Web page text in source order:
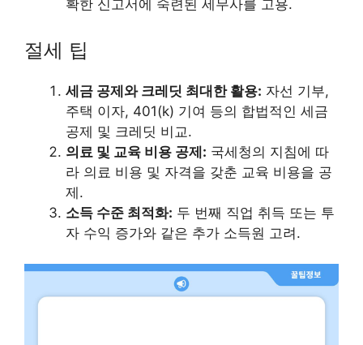
확한 신고서에 숙련된 세무사를 고용.
절세 팁
세금 공제와 크레딧 최대한 활용: 자선 기부,
주택 이자, 401(k) 기여 등의 합법적인 세금
공제 및 크레딧 비교.
의료 및 교육 비용 공제: 국세청의 지침에 따
라 의료 비용 및 자격을 갖춘 교육 비용을 공
제.
소득 수준 최적화: 두 번째 직업 취득 또는 투
자 수익 증가와 같은 추가 소득원 고려.